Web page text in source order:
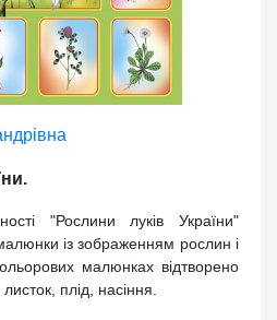
"Рослини луків України"
із зображенням рослин і
малюнках відтворено
листок, плід, насіння.